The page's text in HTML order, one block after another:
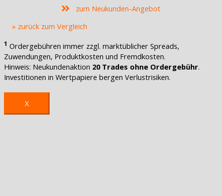
zum Neukunden-Angebot
» zurück zum Vergleich
1 Ordergebühren immer zzgl. marktüblicher Spreads,
Zuwendungen, Produktkosten und Fremdkosten.
Hinweis: Neukundenaktion 20 Trades ohne Ordergebühr.
Investitionen in Wertpapiere bergen Verlustrisiken.
X